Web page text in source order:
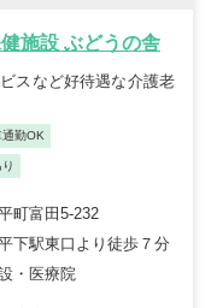
施設 ぶどうの舎
スなど好待遇な介護老
通勤OK
町富田5-232
下駅東口より徒歩７分
・医療院